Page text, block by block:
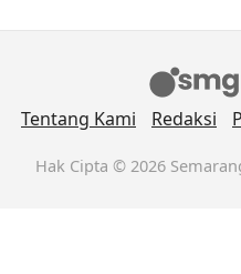
Tentang Kami Redaksi
Hak Cipta © 2026